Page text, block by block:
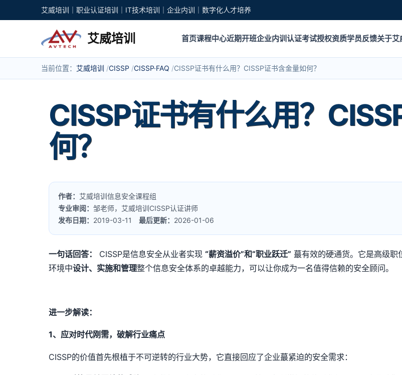
艾威培训｜职业认证培训｜IT技术培训｜企业内训｜数字化人才培养
艾威培训 首页课程中心近期开班企业内训认证考试授权资质学员反馈关于艾
当前位置： 艾威培训 CISSP CISSP·FAQ CISSP证书有什么用？CISSP证书含金量如何？
CISSP证书有什么用？
何？
作者： 艾威培训信息安全课程组
专业审阅：邹老师，艾威培训CISSP认证讲师
发布日期： 2019-03-11最后更新： 2026-01-06
一句话回答： CISSP是信息安全从业者实现“薪资溢价”和“职业跃迁” 蕞有效的硬通货。它是高级职
环境中设计、实施和管理整个信息安全体系的卓越能力，可以让你成为一名值得信赖的安全顾问。
进一步解读：
1、应对时代刚需，破解行业痛点
CISSP的价值首先根植于不可逆转的行业大势，它直接回应了企业蕞紧迫的安全需求：